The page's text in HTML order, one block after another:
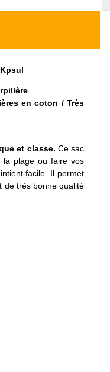
en coton / Très
et classe. Ce sac
la plage ou faire vos
facile. Il permet
de très bonne qualité